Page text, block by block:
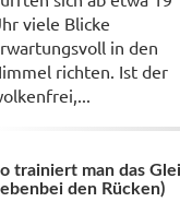
viele Blicke
in den
richten. Ist der
trainiert man das
den Rücken)